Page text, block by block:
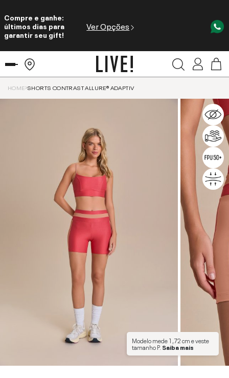
Compre e ganhe:
últimos dias para
garantir seu gift!
Ver Opções
HOME SHORTS CONTRAST ALLURE® ADAPTIV
Modelo mede1,72 cme veste
tamanhoP. Saiba mais